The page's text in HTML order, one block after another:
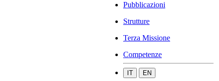
Pubblicazioni
Strutture
Terza Missione
Competenze
IT EN